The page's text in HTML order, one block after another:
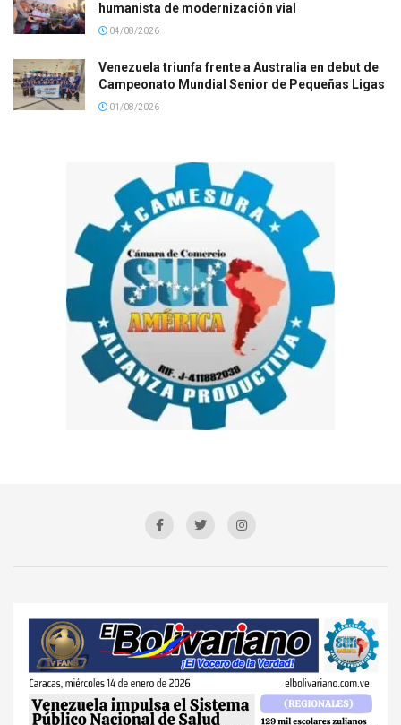
humanista de modernización vial
04/08/2026
Venezuela triunfa frente a Australia en debut de
Campeonato Mundial Senior de Pequeñas Ligas
01/08/2026